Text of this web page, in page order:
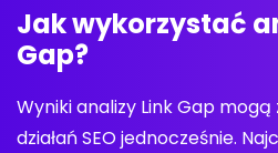
Jak wykorzystać
Gap?
Wyniki analizy Link Gap
działań SEO jednocześnie.